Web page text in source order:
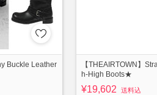
Buckle Leather
【THEAIRTOWN】
h-High Boots★
¥19,602
送料込